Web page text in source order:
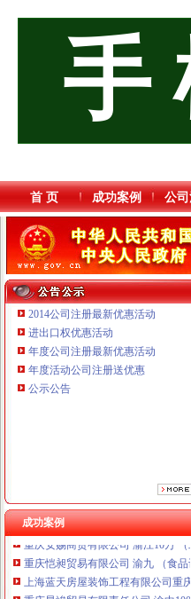
手
首 页 成功案例 公
2014公司注册最新优惠活动
进出口权优惠活动
年度公司注册最新优惠活动
年度活动公司注册送优惠
公示公告
成功案例
重庆星竣贸易有限责任公司 渝中100
重庆三虹房地产营销策划有限公司
重庆汇泰贷款咨询有限公司科园路
重庆市罗云科技有限公司 渝北 工商
重庆欧氏科技发展有限公司 渝九50
重庆安赐商贸有限公司 渝江10万 （
重庆恺昶贸易有限公司 渝九 （食品
上海蓝天房屋装饰工程有限公司重
重庆星竣贸易有限责任公司 渝中
重庆三虹房地产营销策划有限公司